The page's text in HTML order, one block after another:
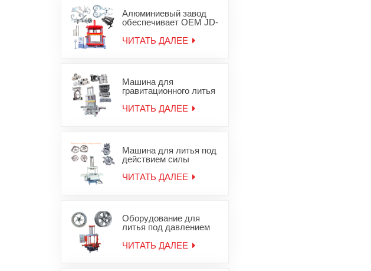
Алюминиевый завод
обеспечивает OEM JD-
гравитационного литья
деталей для литья под
ЧИТАТЬ ДАЛЕЕ
Машина для
гравитационного литья
алюминиевой головки
ЧИТАТЬ ДАЛЕЕ
Машина для литья под
действием силы
колесных дисков
ЧИТАТЬ ДАЛЕЕ
Оборудование для
литья под давлением
ЧИТАТЬ ДАЛЕЕ